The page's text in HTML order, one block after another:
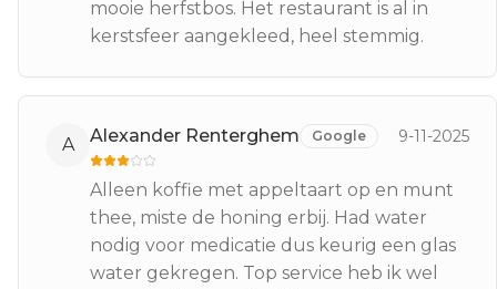
mooie herfstbos. Het restaurant is al in
kerstsfeer aangekleed, heel stemmig.
A Alexander Renterghem Google 9-11-2025
Alleen koffie met appeltaart op en munt
thee, miste de honing erbij. Had water
nodig voor medicatie dus keurig een glas
water gekregen. Top service heb ik wel